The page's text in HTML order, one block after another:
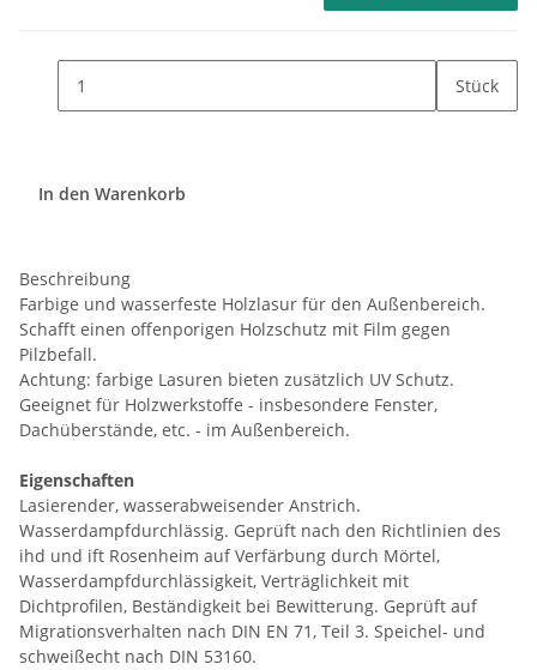
Stück
In den Warenkorb
Beschreibung
Farbige und wasserfeste Holzlasur für den Außenbereich.
Schafft einen offenporigen Holzschutz mit Film gegen
Pilzbefall.
Achtung: farbige Lasuren bieten zusätzlich UV Schutz.
Geeignet für Holzwerkstoffe - insbesondere Fenster,
Dachüberstände, etc. - im Außenbereich.
Eigenschaften
Lasierender, wasserabweisender Anstrich.
Wasserdampfdurchlässig. Geprüft nach den Richtlinien des
ihd und ift Rosenheim auf Verfärbung durch Mörtel,
Wasserdampfdurchlässigkeit, Verträglichkeit mit
Dichtprofilen, Beständigkeit bei Bewitterung. Geprüft auf
Migrationsverhalten nach DIN EN 71, Teil 3. Speichel- und
schweißecht nach DIN 53160.